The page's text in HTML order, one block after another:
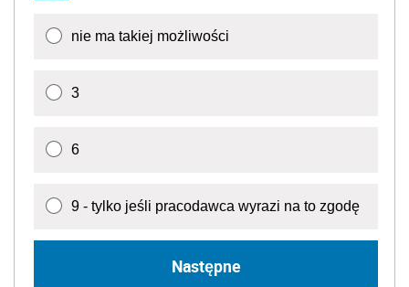
nie ma takiej możliwości
3
6
9 - tylko jeśli pracodawca wyrazi na to zgodę
Następne